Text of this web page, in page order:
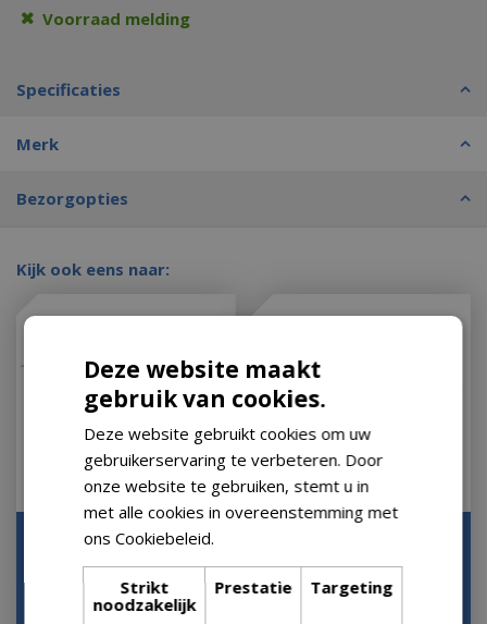
Voorraad melding
Specificaties
Merk
Bezorgopties
Kijk ook eens naar:
Parasol Rectangle
300 cm Madison
Let op: bijna uitverkocht!
frame
Deze website maakt
gebruik van cookies.
Deze website gebruikt cookies om uw
gebruikerservaring te verbeteren. Door
onze website te gebruiken, stemt u in
met alle cookies in overeenstemming met
ons Cookiebeleid.
Strikt
noodzakelijk
Prestatie Targeting